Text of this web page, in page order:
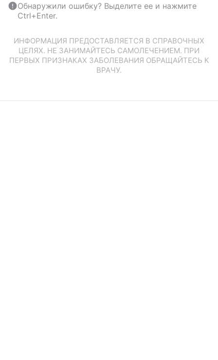
Обнаружили ошибку? Выделите ее и нажмите
Ctrl+Enter.
ИНФОРМАЦИЯ ПРЕДОСТАВЛЯЕТСЯ В СПРАВОЧНЫХ
ЦЕЛЯХ. НЕ ЗАНИМАЙТЕСЬ САМОЛЕЧЕНИЕМ. ПРИ
ПЕРВЫХ ПРИЗНАКАХ ЗАБОЛЕВАНИЯ ОБРАЩАЙТЕСЬ К
ВРАЧУ.